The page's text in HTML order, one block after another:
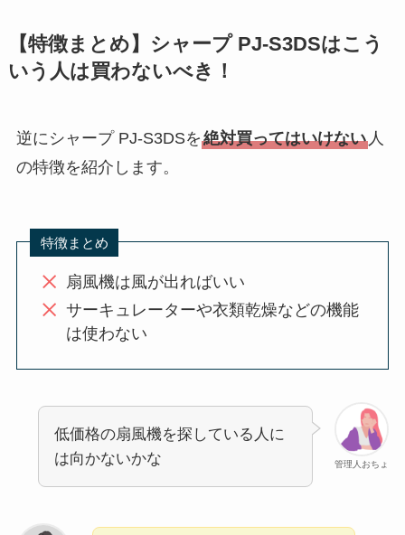
【特徴まとめ】シャープ PJ-S3DSはこう
いう人は買わないべき！
逆にシャープ PJ-S3DSを絶対買ってはいけない人
の特徴を紹介します。
特徴まとめ
扇風機は風が出ればいい
サーキュレーターや衣類乾燥などの機能
は使わない
管理人おちょ
低価格の扇風機を探している人に
は向かないかな